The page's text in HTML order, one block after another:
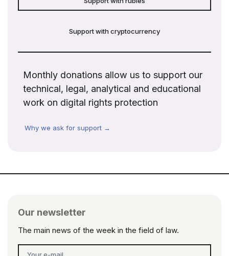
Support with cryptocurrency
Monthly donations allow us to support our
technical, legal, analytical and educational
work on digital rights protection
Why we ask for support →
Our newsletter
The main news of the week in the field of law.